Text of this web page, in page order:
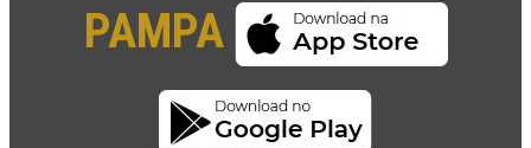
PAMPA